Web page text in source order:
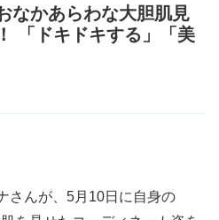
なかあらわな大胆肌見
「ドキドキする」「美
さんが、5月10日に自身の